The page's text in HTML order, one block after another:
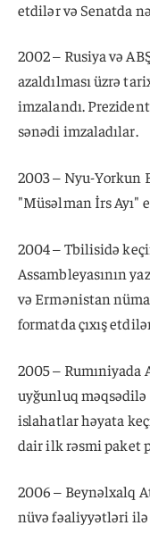
etdilər və Senatda
2002 – Rusiya və
azaldılması üzrə
imzalandı.
sənədi imzaladılar.
2003 – Nyu-Yorkun
"Müsəlman İrs Ayı"
2004 – Tbilisidə
Assambleyasının
və Ermənistan
formatda çıxış
2005 –
uyğunluq
islahatlar həyata
dair ilk rəsmi paket
2006 – Beynəlxalq
nüvə fəaliyyətləri ilə